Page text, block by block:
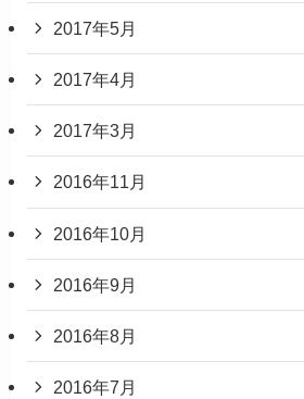
2017年5月
2017年4月
2017年3月
2016年11月
2016年10月
2016年9月
2016年8月
2016年7月